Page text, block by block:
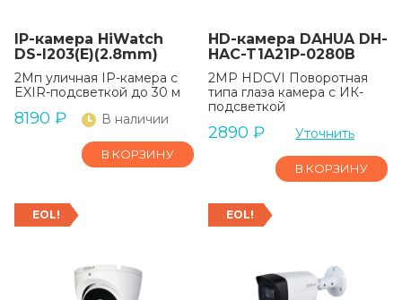
IP-камера HiWatch
DS-I203(E)(2.8mm)
2Мп уличная IP-камера с
EXIR-подсветкой до 30 м
8190 ₽ В наличии
В КОРЗИНУ
HD-камера DAHUA DH-
HAC-T1A21P-0280B
2MP HDCVI Поворотная
типа глаза камера с ИК-
подсветкой
2890 ₽ Уточнить
В КОРЗИНУ
EOL! EOL!